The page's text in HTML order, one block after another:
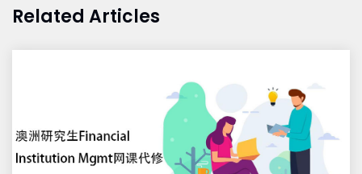
Related Articles